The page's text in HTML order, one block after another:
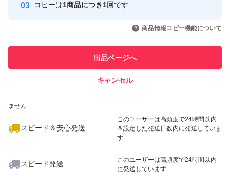
#ハイドロ
#髭剃り
#ホルダー
#シェービング
引を完了させた実績があります
での取引実績があります
ません
スピード＆安心発送
このユーザーは高頻度で24時間以内
＆設定した発送日数内に発送していま
す
スピード発送
このユーザーは高頻度で24時間以内
に発送しています
コピーは1商品につき1回です
商品情報コピー機能について
出品ページへ
キャンセル
いいね！
880